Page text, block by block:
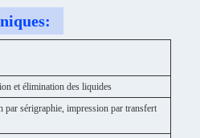
et élimination des liquides
par sérigraphie, impression par transfert